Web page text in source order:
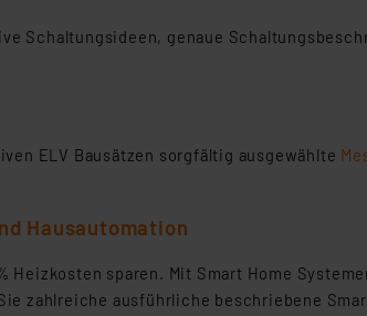
Schaltungsideen, genaue
ELV Bausätzen sorgfältig ausgewählte
Hausautomation
sparen. Mit Smart Home
zahlreiche ausführliche beschriebene